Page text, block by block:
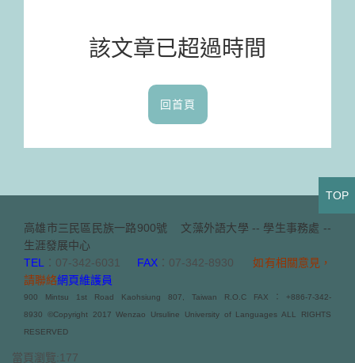
該文章已超過時間
回首頁
高雄市三民區民族一路900號
文藻外語大學 -- 學生事務處 --
生涯發展中心
TEL
：07-342-6031 FAX：07-342-8930
如有相關意見，
請聯絡網頁維護員
900 Mintsu 1st Road Kaohsiung 807, Taiwan R.O.C FAX：+886-7-342-
8930 ©Copyright 2017 Wenzao Ursuline University of Languages ALL RIGHTS
RESERVED
當頁瀏覽:177
TOP